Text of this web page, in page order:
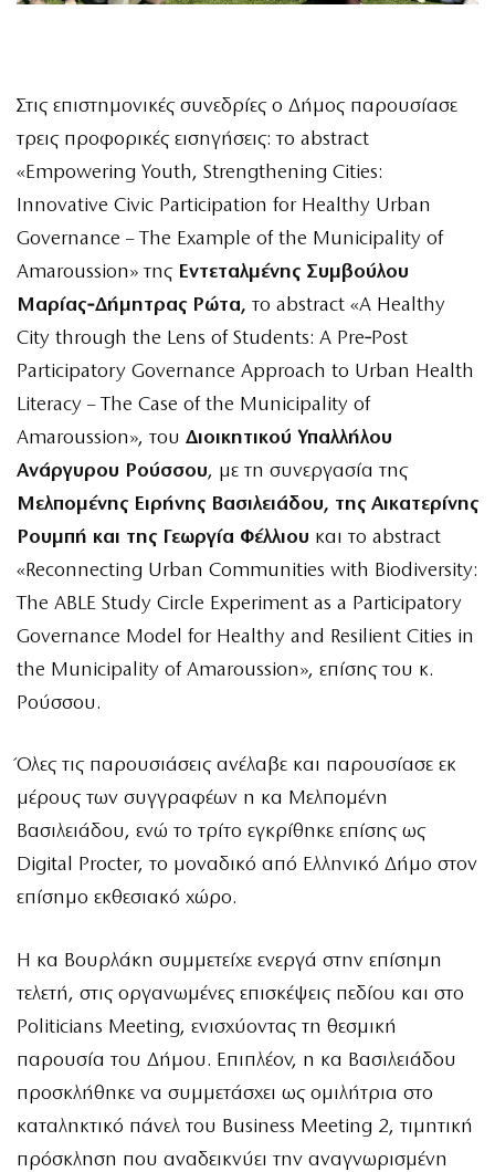
Στις επιστημονικές συνεδρίες ο Δήμος παρουσίασε
τρεις προφορικές εισηγήσεις: το abstract
«Empowering Youth, Strengthening Cities:
Innovative Civic Participation for Healthy Urban
Governance – The Example of the Municipality of
Amaroussion» της Εντεταλμένης Συμβούλου
Μαρίας‑Δήμητρας Ρώτα, το abstract «A Healthy
City through the Lens of Students: A Pre‑Post
Participatory Governance Approach to Urban Health
Literacy – The Case of the Municipality of
Amaroussion», του Διοικητικού Υπαλλήλου
Ανάργυρου Ρούσσου, με τη συνεργασία της
Μελπομένης Ειρήνης Βασιλειάδου, της Αικατερίνης
Ρουμπή και της Γεωργία Φέλλιου και το abstract
«Reconnecting Urban Communities with Biodiversity:
The ABLE Study Circle Experiment as a Participatory
Governance Model for Healthy and Resilient Cities in
the Municipality of Amaroussion», επίσης του κ.
Ρούσσου.
Όλες τις παρουσιάσεις ανέλαβε και παρουσίασε εκ
μέρους των συγγραφέων η κα Μελπομένη
Βασιλειάδου, ενώ το τρίτο εγκρίθηκε επίσης ως
Digital Procter, το μοναδικό από Ελληνικό Δήμο στον
επίσημο εκθεσιακό χώρο.
Η κα Βουρλάκη συμμετείχε ενεργά στην επίσημη
τελετή, στις οργανωμένες επισκέψεις πεδίου και στο
Politicians Meeting, ενισχύοντας τη θεσμική
παρουσία του Δήμου. Επιπλέον, η κα Βασιλειάδου
προσκλήθηκε να συμμετάσχει ως ομιλήτρια στο
καταληκτικό πάνελ του Business Meeting 2, τιμητική
πρόσκληση που αναδεικνύει την αναγνωρισμένη